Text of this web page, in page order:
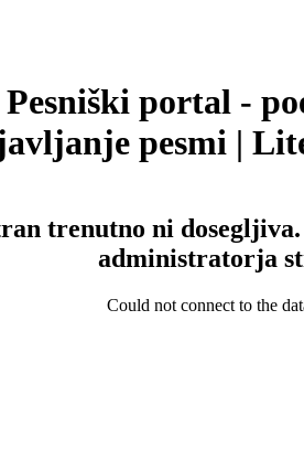
Pesniški portal -
pesmi |
trenutno ni
administratorja
Could not connect to the